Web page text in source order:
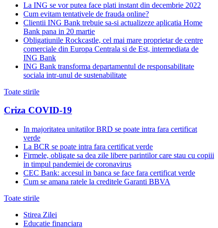
La ING se vor putea face plati instant din decembrie 2022
Cum evitam tentativele de frauda online?
Clientii ING Bank trebuie sa-si actualizeze aplicatia Home
Bank pana in 20 martie
Obligatiunile Rockcastle, cel mai mare proprietar de centre
comerciale din Europa Centrala si de Est, intermediata de
ING Bank
ING Bank transforma departamentul de responsabilitate
sociala intr-unul de sustenabilitate
Toate stirile
Criza COVID-19
In majoritatea unitatilor BRD se poate intra fara certificat
verde
La BCR se poate intra fara certificat verde
Firmele, obligate sa dea zile libere parintilor care stau cu copiii
in timpul pandemiei de coronavirus
CEC Bank: accesul in banca se face fara certificat verde
Cum se amana ratele la creditele Garanti BBVA
Toate stirile
Stirea Zilei
Educatie financiara